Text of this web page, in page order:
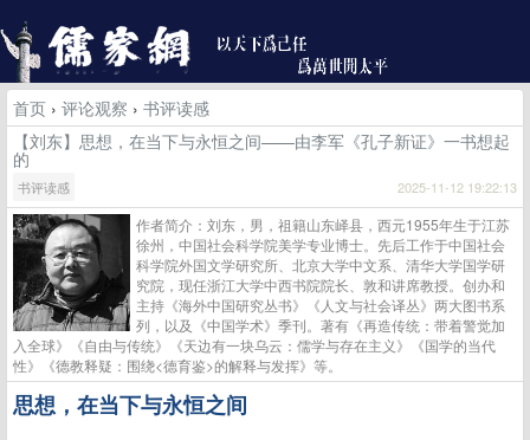
首页 › 评论观察 › 书评读感
【刘东】思想，在当下与永恒之间——由李军《孔子新证》一书想起
的
书评读感 2025-11-12 19:22:13
作者简介：刘东，男，祖籍山东峄县，西元1955年生于江苏
徐州，中国社会科学院美学专业博士。先后工作于中国社会
科学院外国文学研究所、北京大学中文系、清华大学国学研
究院，现任浙江大学中西书院院长、敦和讲席教授。创办和
主持《海外中国研究丛书》《人文与社会译丛》两大图书系
列，以及《中国学术》季刊。著有《再造传统：带着警觉加
入全球》《自由与传统》《天边有一块乌云：儒学与存在主义》《国学的当代
性》《德教释疑：围绕<德育鉴>的解释与发挥》等。
思想，在当下与永恒之间